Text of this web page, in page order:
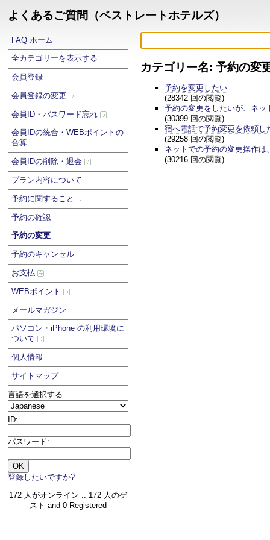
よくあるご質問（ベストレートホテルズ）
FAQ ホーム
全カテゴリーを表示する
会員登録
会員登録の変更
会員ID・パスワード忘れ
会員IDの統合・WEBポイントの
合算
会員IDの削除・退会
プラン内容について
予約に関すること
予約の確認
予約の変更
予約のキャンセル
お支払
WEBポイント
メールマガジン
パソコン・iPhone の利用環境に
ついて
個人情報
サイトマップ
言語を選択する
ID:
パスワード:
登録したいですか?
172 人がオンライン :: 172 人のゲ
スト and 0 Registered
カテゴリー名: 予約の変
予約を変更したい
(28342 回の閲覧)
予約の変更をしたいが、ネッ
(30399 回の閲覧)
宿へ電話で予約変更を依頼
(29258 回の閲覧)
ネットでの予約の変更操作は
(30216 回の閲覧)